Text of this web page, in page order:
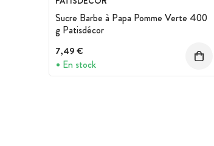
Sucre Barbe à Papa Pomme Verte 400
g Patisdécor
7,49 €
En stock